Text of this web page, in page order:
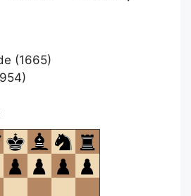
(1665)
om
te
openen.